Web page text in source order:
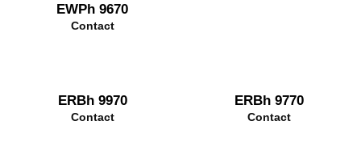
EWPh 9670
Contact
ERBh 9970
Contact
ERBh 9770
Contact